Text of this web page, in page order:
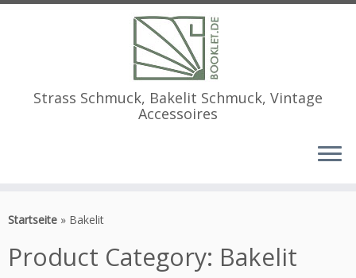
Inhalt
Strass Schmuck, Bakelit Schmuck, Vintage
Accessoires
Startseite » Bakelit
Product Category: Bakelit